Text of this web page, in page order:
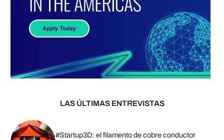
LAS ÚLTIMAS ENTREVISTAS
#Startup3D: el filamento de cobre conductor